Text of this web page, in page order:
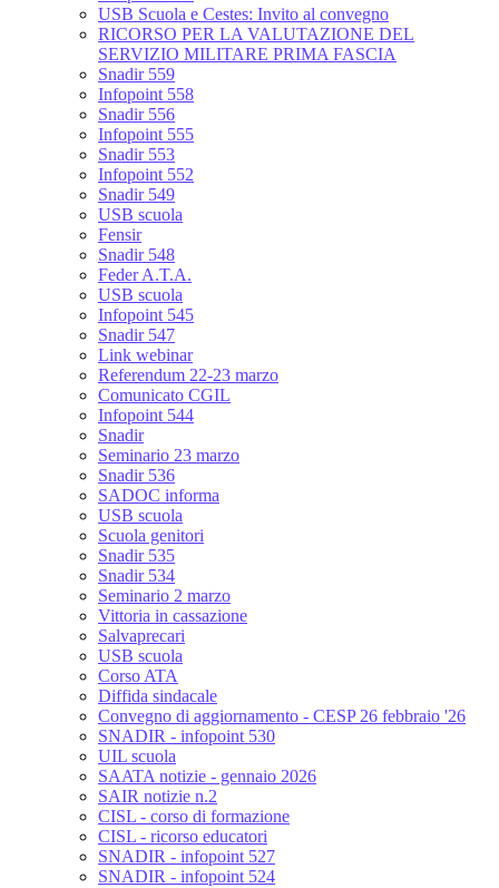
USB Scuola e Cestes: Invito al convegno
RICORSO PER LA VALUTAZIONE DEL
SERVIZIO MILITARE PRIMA FASCIA
Snadir 559
Infopoint 558
Snadir 556
Infopoint 555
Snadir 553
Infopoint 552
Snadir 549
USB scuola
Fensir
Snadir 548
Feder A.T.A.
USB scuola
Infopoint 545
Snadir 547
Link webinar
Referendum 22-23 marzo
Comunicato CGIL
Infopoint 544
Snadir
Seminario 23 marzo
Snadir 536
SADOC informa
USB scuola
Scuola genitori
Snadir 535
Snadir 534
Seminario 2 marzo
Vittoria in cassazione
Salvaprecari
USB scuola
Corso ATA
Diffida sindacale
Convegno di aggiornamento - CESP 26 febbraio '26
SNADIR - infopoint 530
UIL scuola
SAATA notizie - gennaio 2026
SAIR notizie n.2
CISL - corso di formazione
CISL - ricorso educatori
SNADIR - infopoint 527
SNADIR - infopoint 524